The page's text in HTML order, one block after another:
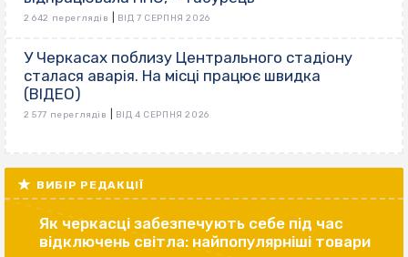
2 642 переглядів ВІД 7 СЕРПНЯ 2026
У Черкасах поблизу Центрального стадіону
сталася аварія. На місці працює швидка
(ВІДЕО)
2 577 переглядів ВІД 4 СЕРПНЯ 2026
ВИБІР РЕДАКЦІЇ
Як черкасці забезпечують себе під час
відключень світла: найпопулярніші товари